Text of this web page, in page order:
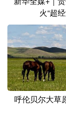
火“超
呼伦贝尔大草